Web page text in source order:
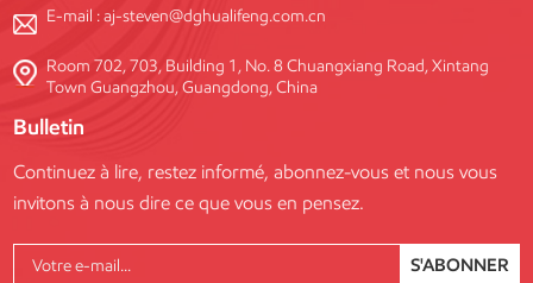
E-mail :aj-steven@dghualifeng.com.cn
Room 702, 703, Building 1, No. 8 Chuangxiang Road, Xintang
Town Guangzhou, Guangdong, China
Bulletin
Continuez à lire, restez informé, abonnez-vous et nous vous
invitons à nous dire ce que vous en pensez.
S'ABONNER